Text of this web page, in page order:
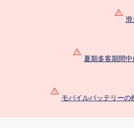
滑
夏期多客期間
モバイルバッテリーの